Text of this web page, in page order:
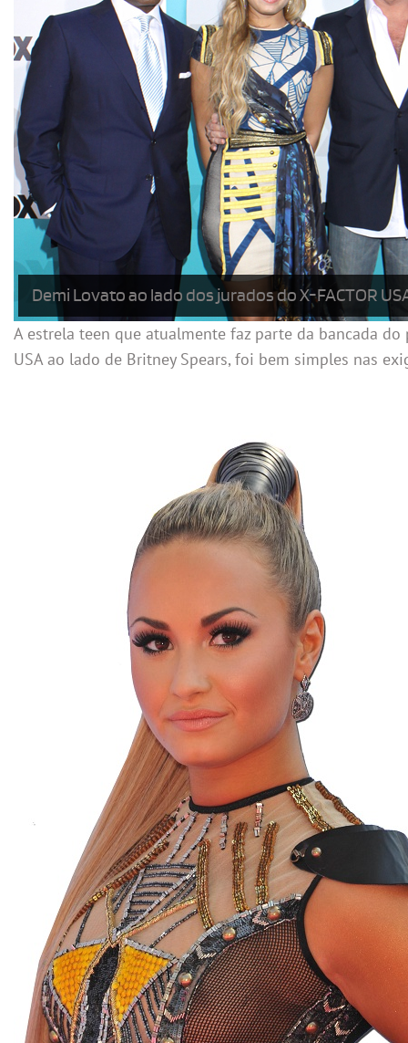
Demi Lovato ao lado dos jurados do X-FACTOR
A estrela teen que atualmente faz parte da bancada do
USA ao lado de Britney Spears, foi bem simples nas